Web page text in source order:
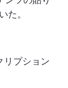
た。
リプション